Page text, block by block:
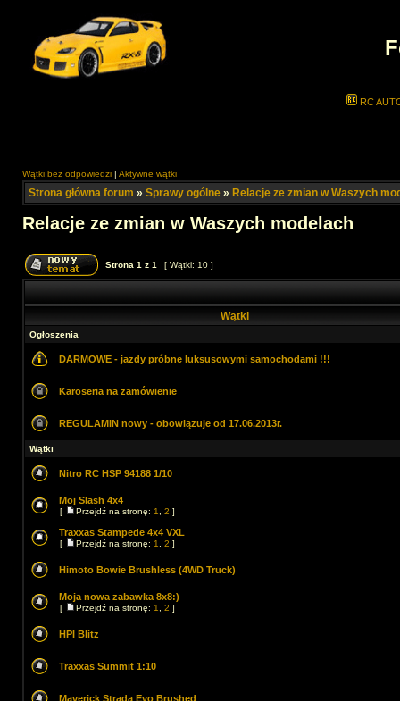
RC
Wątki bez odpowiedzi | Aktywne wątki
Strona główna forum » Sprawy ogólne » Relacje ze zmian w Waszych
Relacje ze zmian w Waszych modelach
Strona 1 z 1 [ Wątki: 10 ]
Wątki
Ogłoszenia
DARMOWE - jazdy próbne luksusowymi samochodami !!!
Karoseria na zamówienie
REGULAMIN nowy - obowiązuje od 17.06.2013r.
Wątki
Nitro RC HSP 94188 1/10
Moj Slash 4x4
[ Przejdź na stronę: 1 2 ]
Traxxas Stampede 4x4 VXL
[ Przejdź na stronę: 1 2 ]
Himoto Bowie Brushless (4WD Truck)
Moja nowa zabawka 8x8:)
[ Przejdź na stronę: 1 2 ]
HPI Blitz
Traxxas Summit 1:10
Maverick Strada Evo Brushed